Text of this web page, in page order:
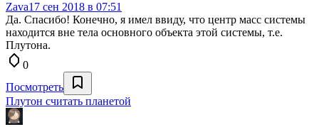
Zava17 сен 2018 в 07:51
Да. Спасибо! Конечно, я имел ввиду, что центр масс системы
находится вне тела основного объекта этой системы, т.е.
Плутона.
0
Посмотреть
Плутон считать планетой